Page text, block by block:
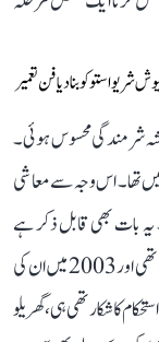
شرمندگی محسوس ہوئی۔
تھا۔ اس وجہ سے معاشی
یہ بات بھی قابل ذکر ہے
کہ 2001 میں پیوش شریواستو کی شادی گیتانجلی سے ہو چکی تھی اور 2003 میں ان کی
کا شکار تھی ہی، گھریلو